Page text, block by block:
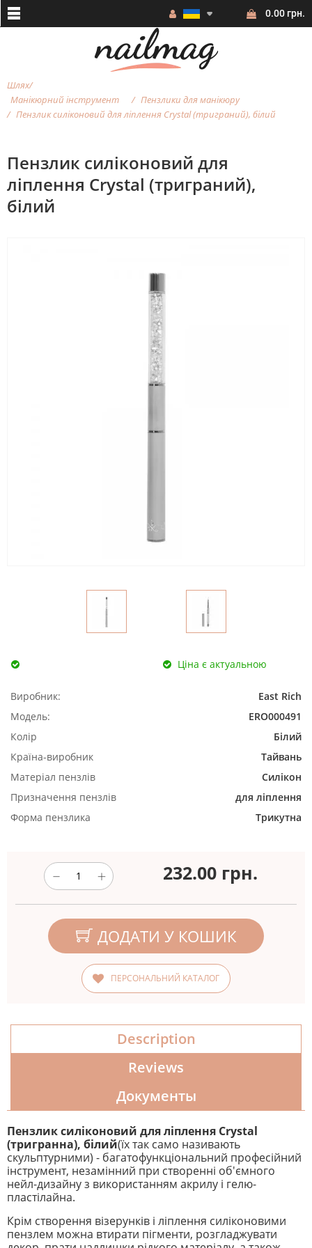
0.00 грн.
Шлях
Манікюрний інструмент
Пензлики для манікюру
Пензлик силіконовий для ліплення Crystal (триграний), білий
Пензлик силіконовий для
ліплення Crystal (триграний),
білий
Ціна є актуальною
Виробник:
East Rich
Модель:
ERO000491
Колір
Білий
Країна-виробник
Тайвань
Матеріал пензлів
Силікон
Призначення пензлів
для ліплення
Форма пензлика
Трикутна
232.00 грн.
ДОДАТИ У КОШИК
ПЕРСОНАЛЬНИЙ КАТАЛОГ
Description
Reviews
Документы
Пензлик силіконовий для ліплення Crystal
(тригранна), білий(їх так само називають
скульптурними) - багатофункціональний професійний
інструмент, незамінний при створенні об'ємного
нейл-дизайну з використанням акрилу і гелю-
пластілайна.
Крім створення візерунків і ліплення силіконовими
пензлем можна втирати пігменти, розгладжувати